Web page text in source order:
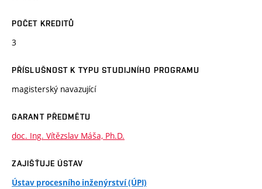
POČET KREDITŮ
3
PŘÍSLUŠNOST K TYPU STUDIJNÍHO PROGRAMU
magisterský navazující
GARANT PŘEDMĚTU
doc. Ing. Vítězslav Máša, Ph.D.
ZAJIŠŤUJE ÚSTAV
Ústav procesního inženýrství (ÚPI)